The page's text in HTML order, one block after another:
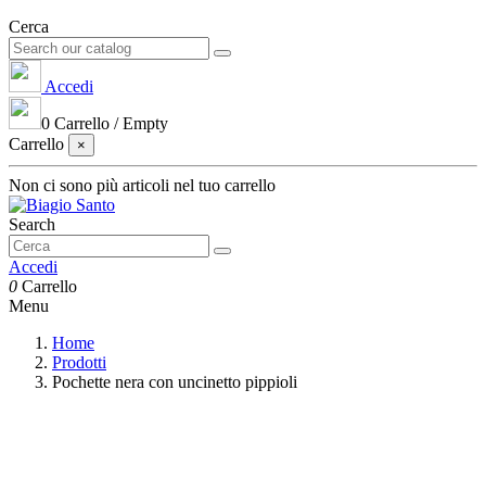
Cerca
Accedi
0 Carrello /Empty
Carrello
×
Non ci sono più articoli nel tuo carrello
Search
Accedi
0 Carrello
Menu
Home
Prodotti
Pochette nera con uncinetto pippioli